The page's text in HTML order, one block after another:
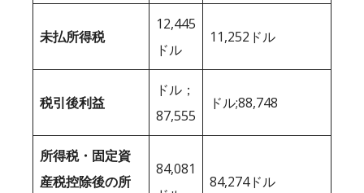
未払所得税
12,445
ドル
11,252ドル
税引後利益
ドル；
87,555
ドル;88,748
所得税・固定資
産税控除後の所
84,081
84,274ドル